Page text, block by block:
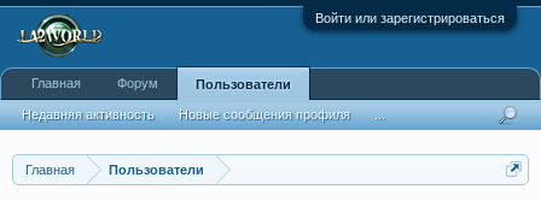
Войти или зарегистрироваться
Главная Пользователи
Главная Форум Пользователи
Недавняя активность Новые сообщения профиля